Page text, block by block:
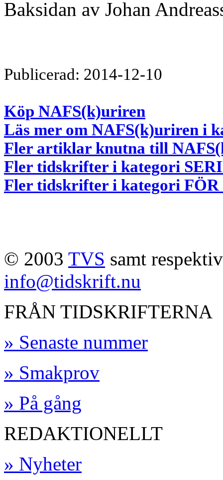
Baksidan av Johan
Publicerad: 2014-12-10
Köp NAFS(k)uriren
Läs mer om NAFS(k)uriren i
Fler artiklar knutna till
Fler tidskrifter i kategori
Fler tidskrifter i kategori
© 2003 TVS samt
info@tidskrift.nu
FRÅN TIDSKRIFTERNA
» Senaste nummer
» Smakprov
» På gång
REDAKTIONELLT
» Nyheter